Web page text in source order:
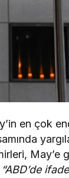
en çok
May’e
“ABD’de